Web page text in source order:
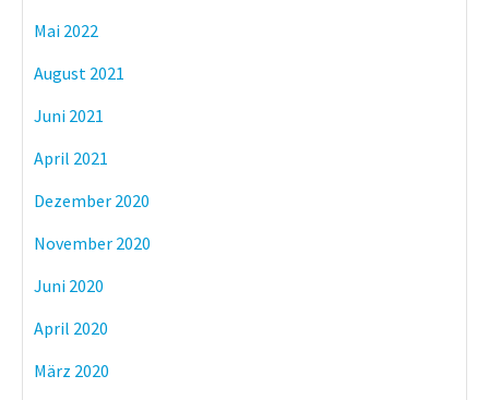
Mai 2022
August 2021
Juni 2021
April 2021
Dezember 2020
November 2020
Juni 2020
April 2020
März 2020